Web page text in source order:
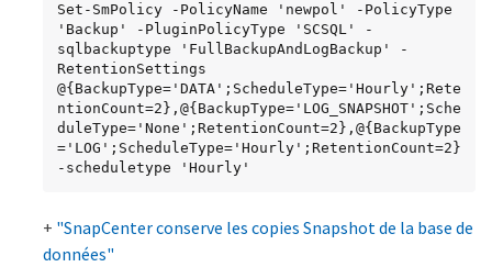
Set-SmPolicy -PolicyName 'newpol' -PolicyType
'Backup' -PluginPolicyType 'SCSQL' -
sqlbackuptype 'FullBackupAndLogBackup' -
RetentionSettings
@{BackupType='DATA';ScheduleType='Hourly';Rete
ntionCount=2},@{BackupType='LOG_SNAPSHOT';Sche
duleType='None';RetentionCount=2},@{BackupType
='LOG';ScheduleType='Hourly';RetentionCount=2}
-scheduletype 'Hourly'
+ "SnapCenter conserve les copies Snapshot de la base de
données"